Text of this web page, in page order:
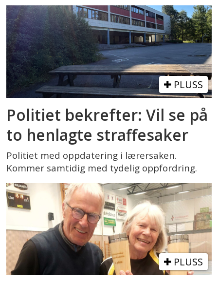
PLUSS
Politiet bekrefter: Vil se på
to henlagte straffesaker
Politiet med oppdatering i lærersaken.
Kommer samtidig med tydelig oppfordring.
PLUSS